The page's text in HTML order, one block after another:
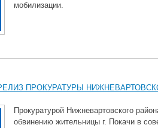
мобилизации.
ПРОКУРАТУРЫ
Прокуратурой Нижневартовского
обвинению жительницы г. Покачи в